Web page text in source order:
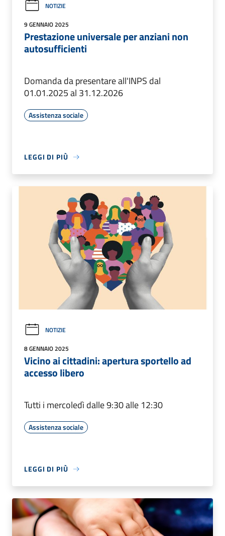
NOTIZIE
9 GENNAIO 2025
Prestazione universale per anziani non
autosufficienti
Domanda da presentare all'INPS dal
01.01.2025 al 31.12.2026
Assistenza sociale
LEGGI DI PIÙ
NOTIZIE
8 GENNAIO 2025
Vicino ai cittadini: apertura sportello ad
accesso libero
Tutti i mercoledì dalle 9:30 alle 12:30
Assistenza sociale
LEGGI DI PIÙ